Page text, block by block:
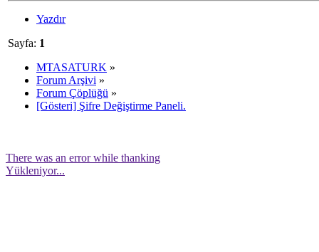
Yazdır
Sayfa: 1
MTASATURK »
Forum Arşivi »
Forum Çöplüğü »
[Gösteri] Şifre Değiştirme Paneli.
There was an error while thanking
Yükleniyor...